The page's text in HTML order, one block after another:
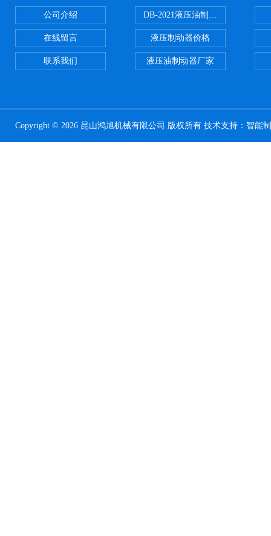
公司介绍
在线留言
联系我们
DB-2021液压油制动器
液压制动器价格
液压油制动器厂家
Copyright © 2026 昆山鸿旭机械有限公司 版权所有 技术支持： 智能